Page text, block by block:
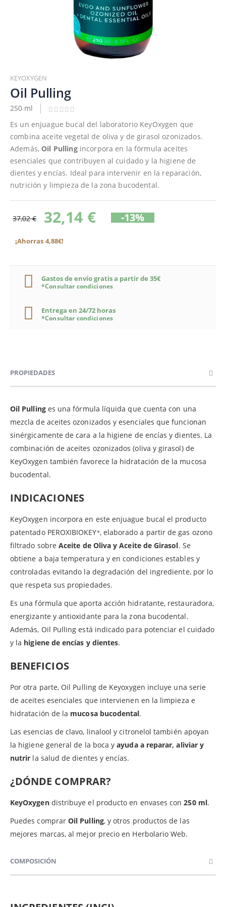
al
comienzo
de
la
galería
imágenes
KEYOXYGEN
Oil Pulling
250 ml
Es un enjuague bucal del laboratorio KeyOxygen que
combina aceite vegetal de oliva y de girasol ozonizados.
Además, Oil Pullingincorpora en la fórmula aceites
esenciales que contribuyen al cuidado y la higiene de
dientes y encías. Ideal para intervenir en la reparación,
nutrición y limpieza de la zona bucodental.
37,02 € 32,14 € -13%
¡Ahorras 4,88€!
Gastos de envío gratis a partir de 35€
*Consultar condiciones
Entrega en 24/72 horas
*Consultar condiciones
PROPIEDADES
Oil Pulling es una fórmula líquida que cuenta con una
mezcla de aceites ozonizados y esenciales que funcionan
sinérgicamente de cara a la higiene de encías y dientes. La
combinación de aceites ozonizados (oliva y girasol) de
KeyOxygen también favorece la hidratación de la mucosa
bucodental.
INDICACIONES
KeyOxygen incorpora en este enjuague bucal el producto
patentado PEROXIBIOKEY®, elaborado a partir de gas ozono
filtrado sobreAceite de Oliva y Aceite de Girasol. Se
obtiene a baja temperatura y en condiciones estables y
controladas evitando la degradación del ingrediente, por lo
que respeta sus propiedades.
Es una fórmula que aporta acción hidratante, restauradora,
energizante y antioxidante para la zona bucodental.
Además, Oil Pulling está indicado para potenciar el cuidado
y la higiene de encías y dientes.
BENEFICIOS
Por otra parte, Oil Pulling de Keyoxygen incluye una serie
de aceites esenciales que intervienen en la limpieza e
hidratación de la mucosa bucodental.
Las esencias de clavo, linalool y citronelol también apoyan
la higiene general de la boca yayuda a reparar, aliviar y
nutrir la salud de dientes y encías.
¿DÓNDE COMPRAR?
KeyOxygen distribuye el producto en envases con250 ml.
Puedes comprarOil Pulling, y otros productos de las
mejores marcas, al mejor precio en Herbolario Web.
COMPOSICIÓN